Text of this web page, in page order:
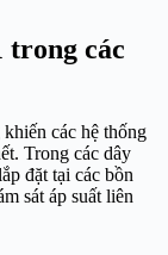
trong các
các hệ thống
Trong các dây
đặt tại các bồn
sát áp suất liên